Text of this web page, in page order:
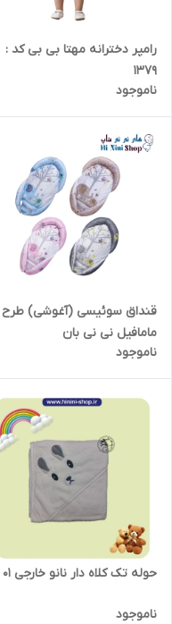
رامپر دخترانه مهتا بی بی کد :
1379
ناموجود
قنداق سوئیسی (آغوشی) طرح
مامافیل نی نی بان
ناموجود
حوله تک کلاه دار نانو خارجی 01
ناموجود